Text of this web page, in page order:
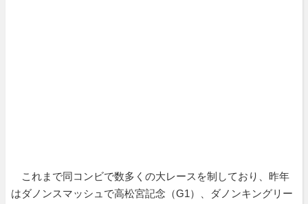
これまで同コンビで数多くの大レースを制しており、昨年
はダノンスマッシュで高松宮記念（G1）、ダノンキングリー